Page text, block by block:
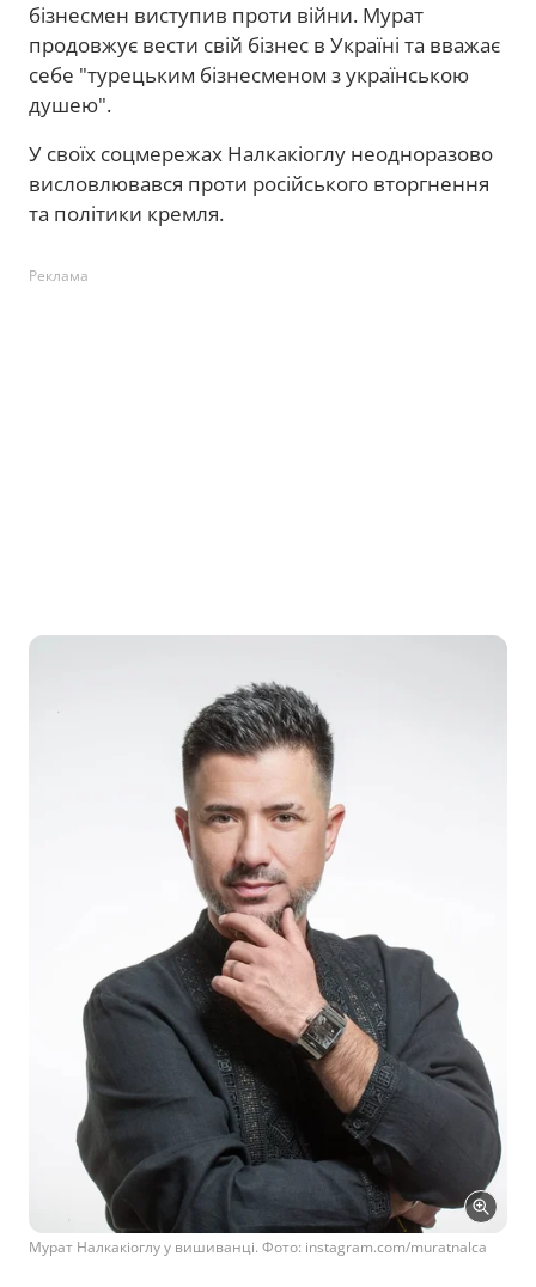
бізнесмен виступив проти війни. Мурат
продовжує вести свій бізнес в Україні та вважає
себе "турецьким бізнесменом з українською
душею".
У своїх соцмережах Налкакіоглу неодноразово
висловлювався проти російського вторгнення
та політики кремля.
Реклама
Мурат Налкакіоглу у вишиванці. Фото: instagram.com/muratnalca